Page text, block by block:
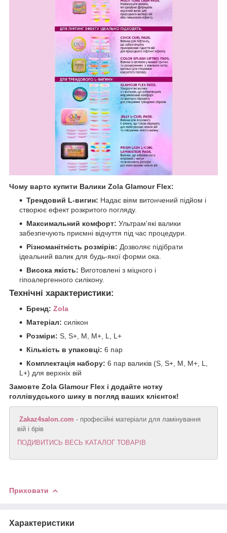
Чому варто купити Валики Zola Glamour Flex:
Трендовий L-вигин: Надає віям витончений підйом і
створює ефект розкритого погляду.
Максимальний комфорт: Ультрам'які валики
забезпечують приємні відчуття під час процедури.
Різноманітність розмірів: Дозволяє підібрати
ідеальний валик для будь-якої форми ока.
Висока якість: Виготовлені з міцного і
гіпоалергенного силікону.
Технічні характеристики:
Бренд: Zola
Матеріал: силікон
Розміри: S, S+, M, M+, L, L+
Кількість в упаковці: 6 пар
Комплектація набору: 6 пар валиків (S, S+, M, M+, L,
L+) для верхніх вій
Замовте Zola Glamour Flex і додайте нотку
голлівудського шику в погляд ваших клієнток!
Zakaz4salon.com - професійні матеріали для ламінування
вій і брів
ПОДИВИТИСЬ ВЕСЬ КАТАЛОГ ТОВАРІВ
Приховати
Характеристики